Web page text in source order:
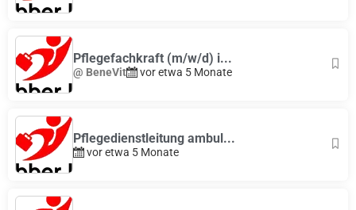
Pflegefachkraft (m/w/d) i...
@ BeneVit vor etwa 5 Monate
Pflegedienstleitung ambul...
vor etwa 5 Monate